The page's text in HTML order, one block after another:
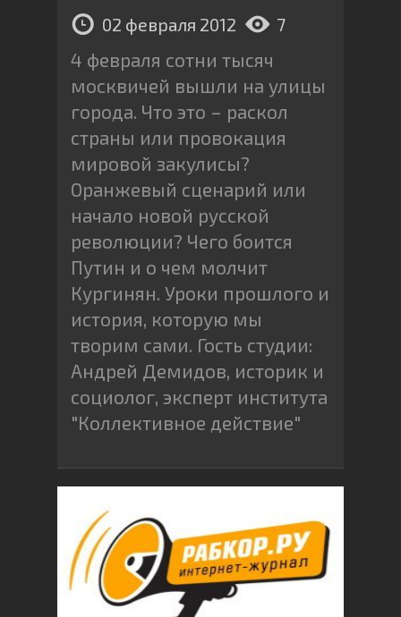
02 февраля 2012 7
4 февраля сотни тысяч
москвичей вышли на улицы
города. Что это – раскол
страны или провокация
мировой закулисы?
Оранжевый сценарий или
начало новой русской
революции? Чего боится
Путин и о чем молчит
Кургинян. Уроки прошлого и
история, которую мы
творим сами. Гость студии:
Андрей Демидов, историк и
социолог, эксперт института
"Коллективное действие"